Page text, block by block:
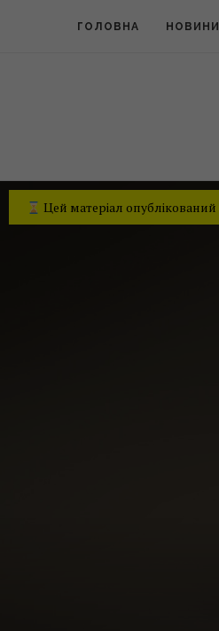
ГОЛОВНА НОВИНИ
Цей матеріал опублікований